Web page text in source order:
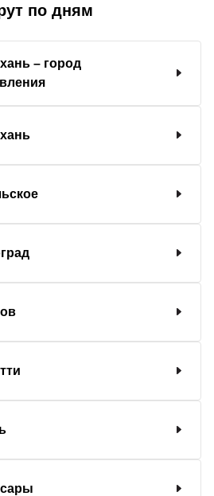
по дням
– город